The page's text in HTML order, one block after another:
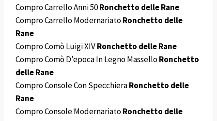
Compro Carrello Anni 50Ronchetto delle Rane
Compro Carrello ModernariatoRonchetto delle
Rane
Compro Comò Luigi XIVRonchetto delle Rane
Compro Comò D’epoca In Legno MasselloRonchetto
delle Rane
Compro Console Con SpecchieraRonchetto delle
Rane
Compro Console ModernariatoRonchetto delle